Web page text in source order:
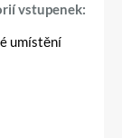
vstupenek:
umístění